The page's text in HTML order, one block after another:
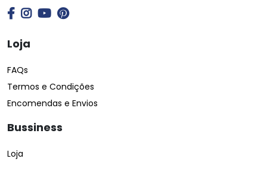
Loja
FAQs
Termos e Condições
Encomendas e Envios
Bussiness
Loja